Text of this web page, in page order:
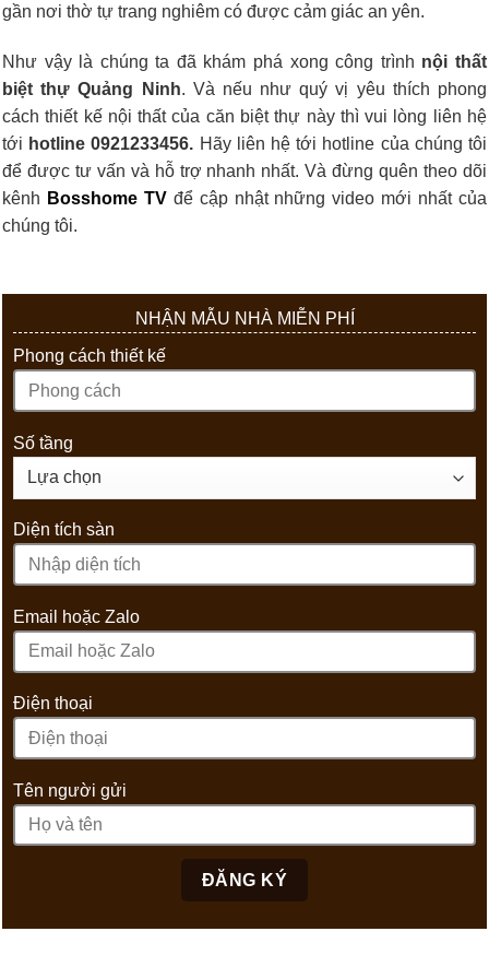
gần nơi thờ tự trang nghiêm có được cảm giác an yên.
Như vậy là chúng ta đã khám phá xong công trình nội thất
biệt thự Quảng Ninh. Và nếu như quý vị yêu thích phong
cách thiết kế nội thất của căn biệt thự này thì vui lòng liên hệ
tới hotline 0921233456. Hãy liên hệ tới hotline của chúng tôi
để được tư vấn và hỗ trợ nhanh nhất. Và đừng quên theo dõi
kênh Bosshome TVđể cập nhật những video mới nhất của
chúng tôi.
NHẬN MẪU NHÀ MIỄN PHÍ
Phong cách thiết kế
Số tầng
Diện tích sàn
Email hoặc Zalo
Điện thoại
Tên người gửi